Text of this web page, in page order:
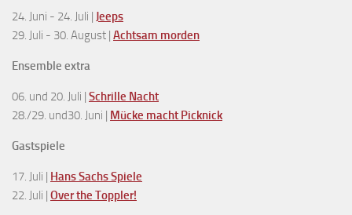
24. Juni - 24. Juli | Jeeps
29. Juli - 30. August | Achtsam morden
Ensemble extra
06. und 20. Juli | Schrille Nacht
28./29. und30. Juni | Mücke macht Picknick
Gastspiele
17. Juli | Hans Sachs Spiele
22. Juli | Over the Toppler!